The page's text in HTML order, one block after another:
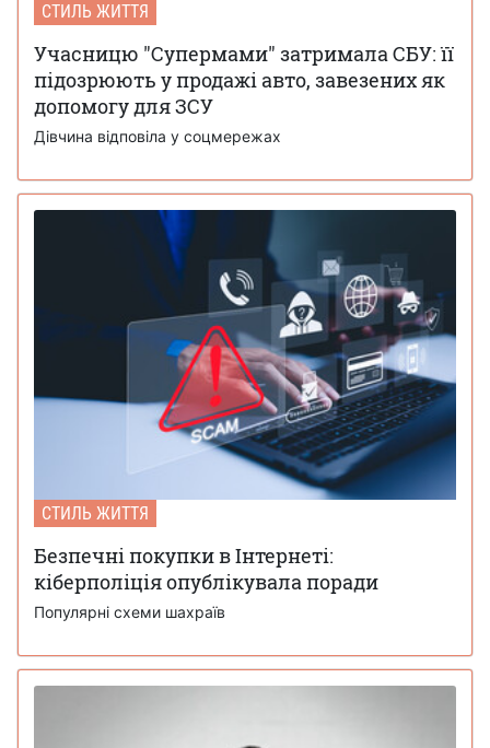
СТИЛЬ ЖИТТЯ
Учасницю "Супермами" затримала СБУ: її
підозрюють у продажі авто, завезених як
допомогу для ЗСУ
Дівчина відповіла у соцмережах
СТИЛЬ ЖИТТЯ
Безпечні покупки в Інтернеті:
кіберполіція опублікувала поради
Популярні схеми шахраїв